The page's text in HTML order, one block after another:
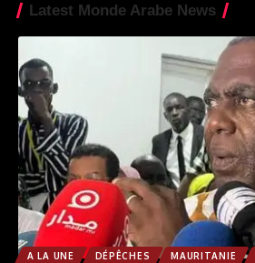
Latest Monde Arabe News
A LA UNE DÉPÊCHES MAURITANIE